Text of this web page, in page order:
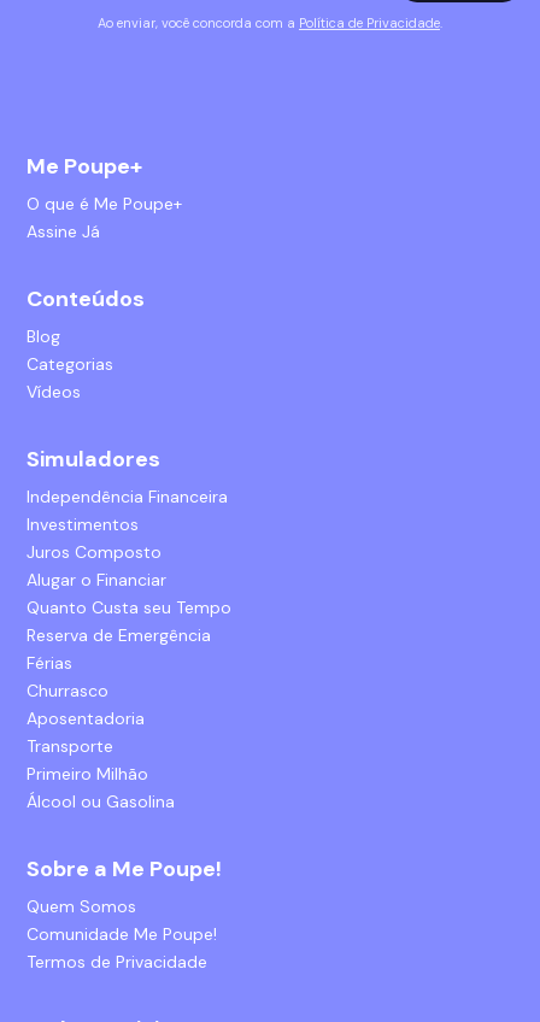
Ao enviar, você concorda com a Política de Privacidade
Me Poupe+
O que é Me Poupe+
Assine Já
Conteúdos
Blog
Categorias
Vídeos
Simuladores
Independência Financeira
Investimentos
Juros Composto
Alugar o Financiar
Quanto Custa seu Tempo
Reserva de Emergência
Férias
Churrasco
Aposentadoria
Transporte
Primeiro Milhão
Álcool ou Gasolina
Sobre a Me Poupe!
Quem Somos
Comunidade Me Poupe!
Termos de Privacidade